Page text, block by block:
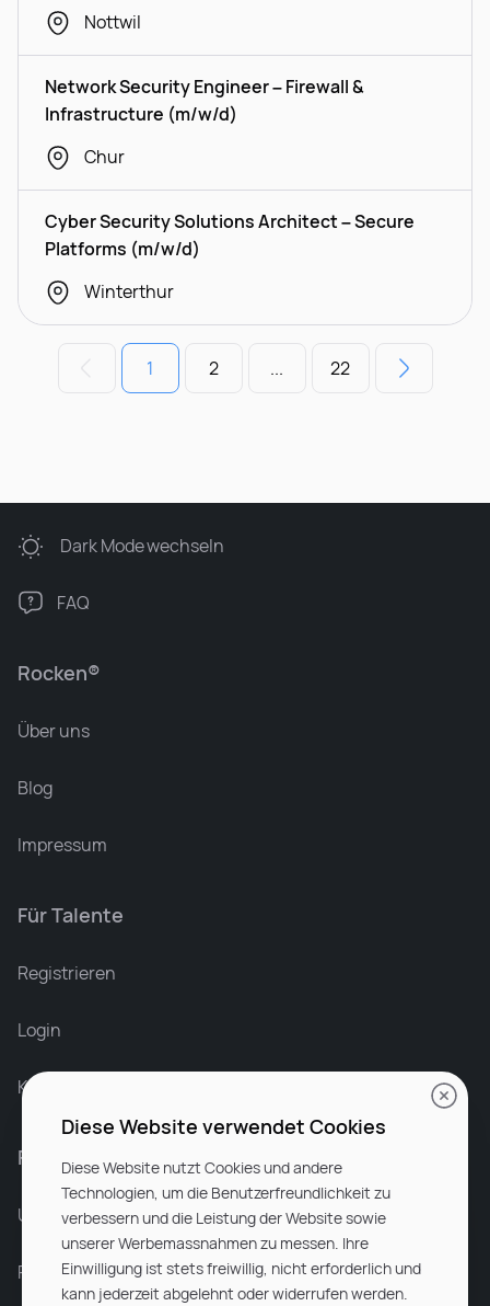
Nottwil
Network Security Engineer – Firewall &
Infrastructure (m/w/d)
Chur
Cyber Security Solutions Architect – Secure
Platforms (m/w/d)
Winterthur
1 2 ... 22
Rocken®
Über uns
Blog
Impressum
Für Talente
Registrieren
Login
Karriere bei Rocken
Für Unternehmen
Unsere Dienstleistungen
Partnerunternehmen
Dark Modewechseln
FAQ
Diese Website verwendet Cookies
Diese Website nutzt Cookies und andere
Technologien, um die Benutzerfreundlichkeit zu
verbessern und die Leistung der Website sowie
unserer Werbemassnahmen zu messen. Ihre
Einwilligung ist stets freiwillig, nicht erforderlich und
kann jederzeit abgelehnt oder widerrufen werden.